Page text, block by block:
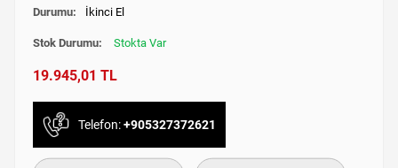
Durumu: İkinci El
Stok Durumu: Stokta Var
19.945,01 TL
Telefon:+905327372621